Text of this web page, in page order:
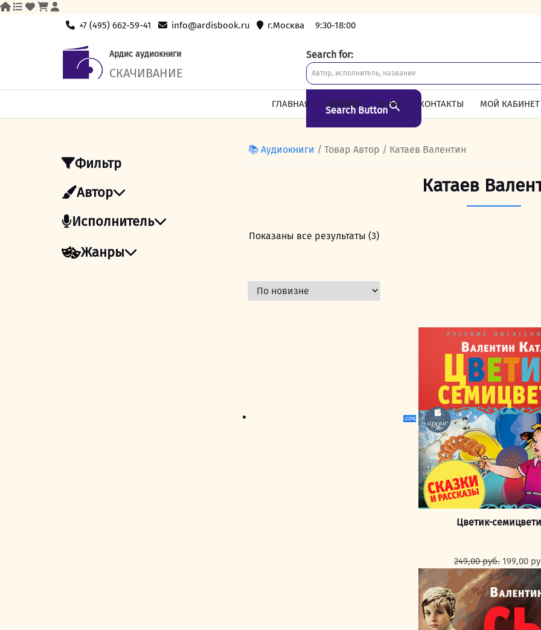
+7 (495) 662-59-41 info@ardisbook.ru г.Москва 9:30-18:00
Ардис аудиокниги
СКАЧИВАНИЕ
Search for:
Search Button
ГЛАВНАЯ КАТАЛОГ О НАС КОНТАКТЫ МОЙ КАБИНЕТ
Фильтр
Автор
Исполнитель
Жанры
📚 Аудиокниги / Товар Автор / Катаев Валентин
Катаев
Показаны все результаты (3)Сортировка:
-20%
Цветик-
249,00руб.
цена
249,00
199,00